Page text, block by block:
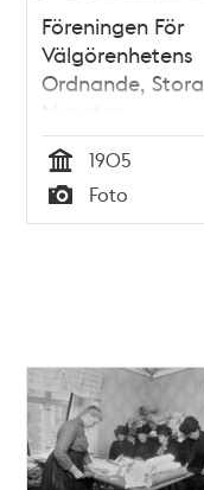
Föreningen För
Välgörenhetens
Ordnande, Stora
Nygatan
Tid
1905
Typ
Foto